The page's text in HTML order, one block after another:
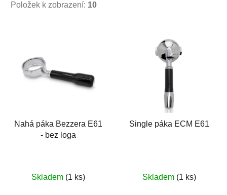
Položek k zobrazení: 10
Nahá páka Bezzera E61
- bez loga
Skladem (1 ks)
Single páka ECM E61
Skladem (1 ks)